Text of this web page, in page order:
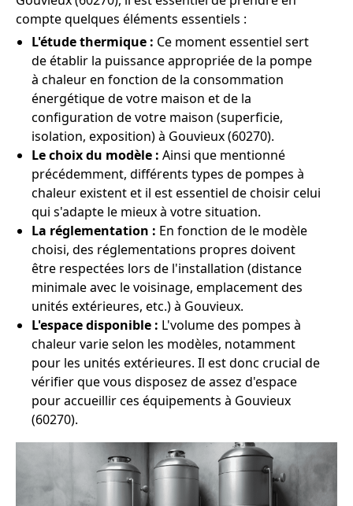
compte quelques éléments essentiels :
L'étude thermique : Ce moment essentiel sert
de établir la puissance appropriée de la pompe
à chaleur en fonction de la consommation
énergétique de votre maison et de la
configuration de votre maison (superficie,
isolation, exposition) à Gouvieux (60270).
Le choix du modèle : Ainsi que mentionné
précédemment, différents types de pompes à
chaleur existent et il est essentiel de choisir celui
qui s'adapte le mieux à votre situation.
La réglementation : En fonction de le modèle
choisi, des réglementations propres doivent
être respectées lors de l'installation (distance
minimale avec le voisinage, emplacement des
unités extérieures, etc.) à Gouvieux.
L'espace disponible : L'volume des pompes à
chaleur varie selon les modèles, notamment
pour les unités extérieures. Il est donc crucial de
vérifier que vous disposez de assez d'espace
pour accueillir ces équipements à Gouvieux
(60270).